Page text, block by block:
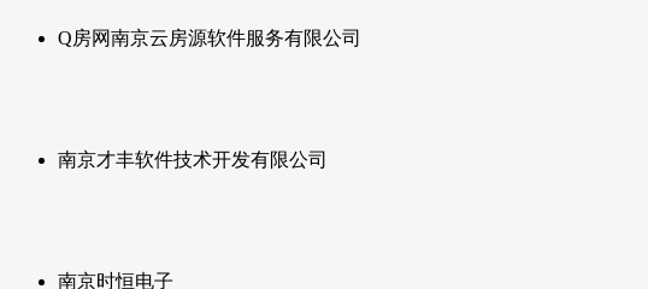
Q房网南京云房源软件服务有限公司
南京才丰软件技术开发有限公司
南京时恒电子